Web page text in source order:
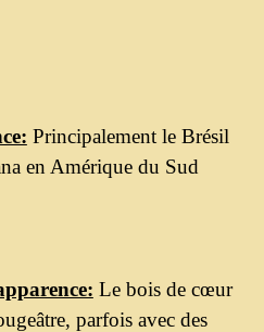
Principalement le Brésil
en Amérique du Sud
Le bois de cœur
parfois avec des